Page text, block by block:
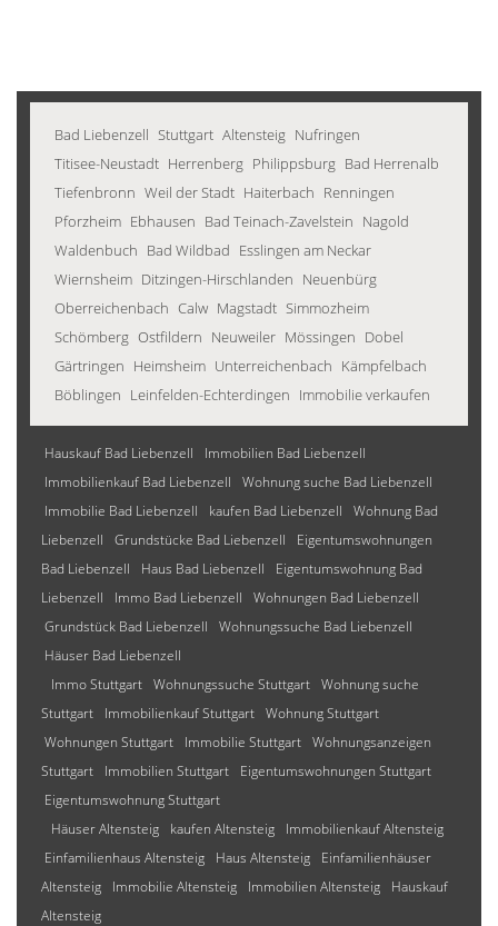
Bad Liebenzell Stuttgart Altensteig Nufringen
Titisee-Neustadt Herrenberg Philippsburg Bad Herrenalb
Tiefenbronn Weil der Stadt Haiterbach Renningen
Pforzheim Ebhausen Bad Teinach-Zavelstein Nagold
Waldenbuch Bad Wildbad Esslingen am Neckar
Wiernsheim Ditzingen-Hirschlanden Neuenbürg
Oberreichenbach Calw Magstadt Simmozheim
Schömberg Ostfildern Neuweiler Mössingen Dobel
Gärtringen Heimsheim Unterreichenbach Kämpfelbach
Böblingen Leinfelden-Echterdingen Immobilie verkaufen
Hauskauf Bad Liebenzell
Immobilien Bad Liebenzell
Immobilienkauf Bad Liebenzell
Wohnung suche Bad Liebenzell
Immobilie Bad Liebenzell
kaufen Bad Liebenzell
Wohnung Bad
Liebenzell
Grundstücke Bad Liebenzell
Eigentumswohnungen
Bad Liebenzell
Haus Bad Liebenzell
Eigentumswohnung Bad
Liebenzell
Immo Bad Liebenzell
Wohnungen Bad Liebenzell
Grundstück Bad Liebenzell
Wohnungssuche Bad Liebenzell
Häuser Bad Liebenzell
Immo Stuttgart Wohnungssuche Stuttgart Wohnung suche
Stuttgart
Immobilienkauf Stuttgart Wohnung Stuttgart
Wohnungen Stuttgart
Immobilie Stuttgart Wohnungsanzeigen
Stuttgart
Immobilien Stuttgart
Eigentumswohnungen Stuttgart
Eigentumswohnung Stuttgart
Häuser Altensteig
kaufen Altensteig
Immobilienkauf Altensteig
Einfamilienhaus Altensteig
Haus Altensteig
Einfamilienhäuser
Altensteig
Immobilie Altensteig Immobilien Altensteig
Hauskauf
Altensteig